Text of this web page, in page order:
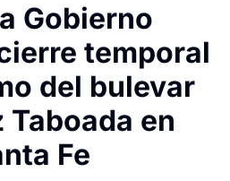
Gobierno
temporal
del bulevar
Taboada en
Fe